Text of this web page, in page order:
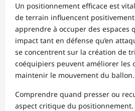
Un positionnement efficace est
de terrain influencent
apprendre à occuper des espaces
impact tant en défense qu’en
se concentrent sur la création de
coéquipiers peuvent améliorer les
maintenir le mouvement du ballon.
Comprendre quand presser ou
aspect critique du